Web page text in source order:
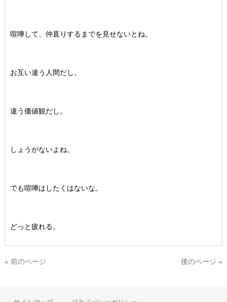
喧嘩して、仲直りするまでを見せないとね。
お互い違う人間だし。
違う価値観だし。
しょうがないよね。
でも喧嘩はしたくはないな。
どっと疲れる。
« 前のページ 後のページ »